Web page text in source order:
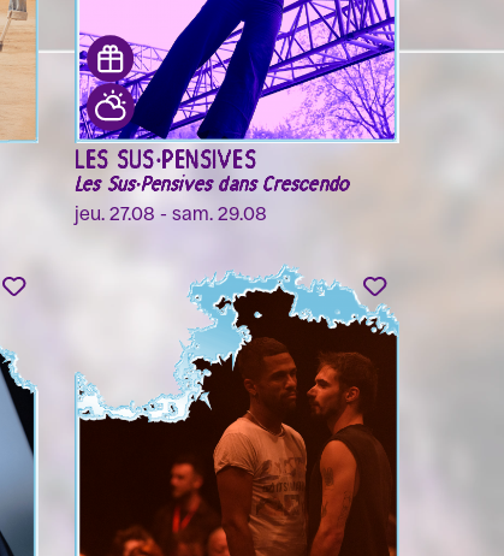
LES SUS·PENSIVES
Les Sus·Pensives dans Crescendo
jeu. 27.08 - sam. 29.08